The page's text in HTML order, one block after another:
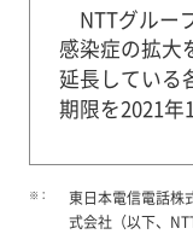
NTTグルー
感染症の拡大
延長している
期限を2021年
※：
東日本電信電話株
式会社（以下、